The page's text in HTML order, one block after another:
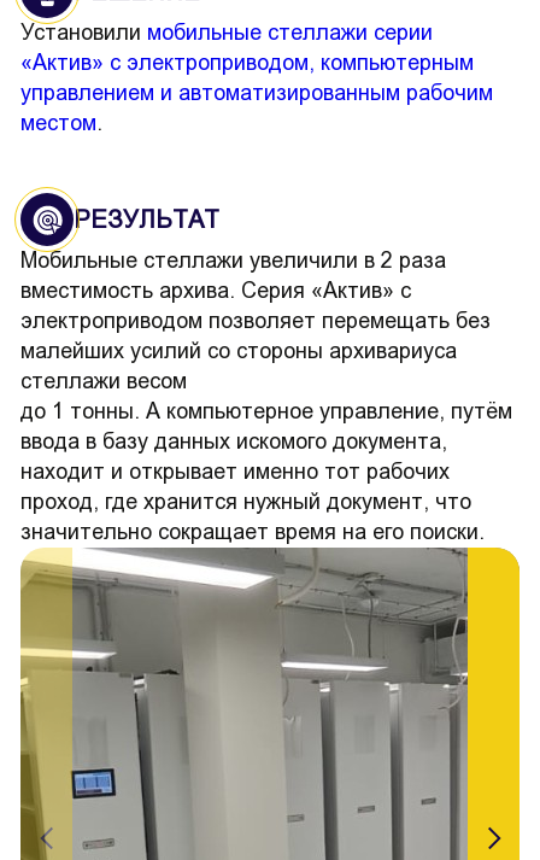
Установили мобильные стеллажи серии
«Актив» с электроприводом, компьютерным
управлением и автоматизированным рабочим
местом.
РЕЗУЛЬТАТ
Мобильные стеллажи увеличили в 2 раза
вместимость архива. Серия «Актив» с
электроприводом позволяет перемещать без
малейших усилий со стороны архивариуса
стеллажи весом
до 1 тонны. А компьютерное управление, путём
ввода в базу данных искомого документа,
находит и открывает именно тот рабочих
проход, где хранится нужный документ, что
значительно сокращает время на его поиски.